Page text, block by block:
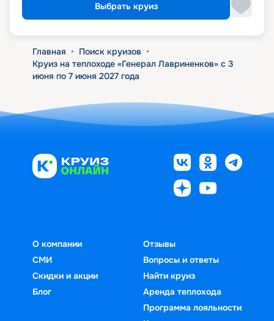
Выбрать круиз
Главная • Поиск круизов •
Круиз на теплоходе «Генерал Лавриненков» с 3
июня по 7 июня 2027 года
О компании
СМИ
Скидки и акции
Блог
Отзывы
Вопросы и ответы
Найти круиз
Аренда теплохода
Программа лояльности